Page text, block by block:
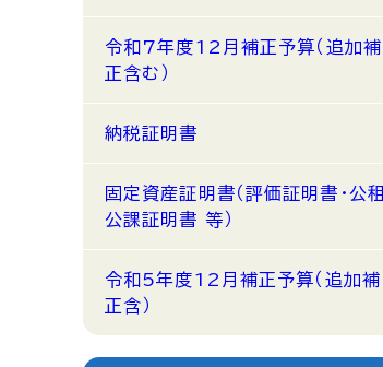
令和7年度12月補正予算（追加補
正含む）
納税証明書
固定資産証明書（評価証明書・公租
公課証明書 等）
令和5年度12月補正予算（追加補
正含）